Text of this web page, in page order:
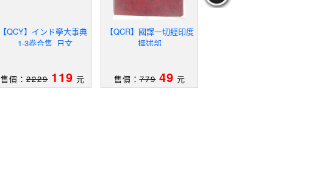
【QCY】インド學大事典
_1-3卷合售_日文
售價： 2229 119 元
【QCR】國譯一切經印度
撰述部
售價：779 49 元